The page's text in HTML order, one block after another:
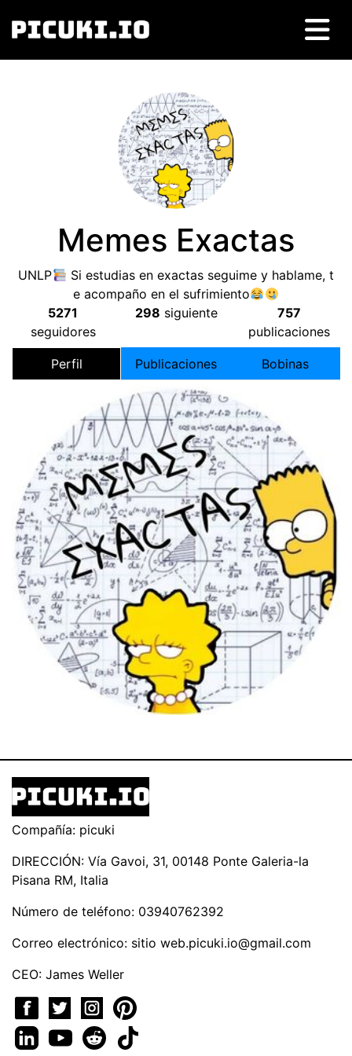
Memes Exactas
UNLP Si estudias en exactas seguime y hablame, t
e acompaño en el sufrimiento
5271
seguidores
298 siguiente
757
publicaciones
Perfil Publicaciones Bobinas
Compañía: picuki
DIRECCIÓN: Vía Gavoi, 31, 00148 Ponte Galeria-la
Pisana RM, Italia
Número de teléfono: 03940762392
Correo electrónico: sitio web.picuki.io@gmail.com
CEO: James Weller